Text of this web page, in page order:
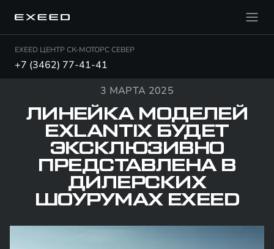
EXEED ЦЕНТР СК-МОТОРС СЕВЕР
+7 (3462) 77-41-41
3 МАРТА 2025
ЛИНЕЙКА МОДЕЛЕЙ
EXLANTIX БУДЕТ
ЭКСКЛЮЗИВНО
ПРЕДСТАВЛЕНА В
ДИЛЕРСКИХ
ШОУРУМАХ EXEED